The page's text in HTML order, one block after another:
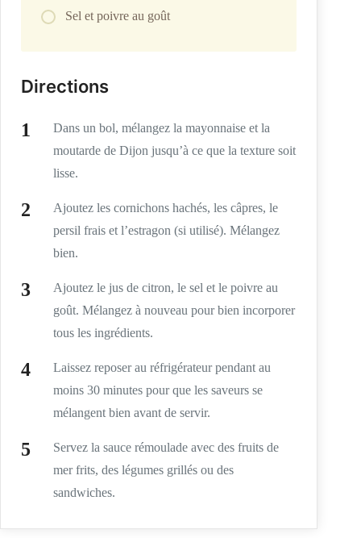
Sel et poivre au goût
Directions
Dans un bol, mélangez la mayonnaise et la
moutarde de Dijon jusqu’à ce que la texture soit
lisse.
Ajoutez les cornichons hachés, les câpres, le
persil frais et l’estragon (si utilisé). Mélangez
bien.
Ajoutez le jus de citron, le sel et le poivre au
goût. Mélangez à nouveau pour bien incorporer
tous les ingrédients.
Laissez reposer au réfrigérateur pendant au
moins 30 minutes pour que les saveurs se
mélangent bien avant de servir.
Servez la sauce rémoulade avec des fruits de
mer frits, des légumes grillés ou des
sandwiches.